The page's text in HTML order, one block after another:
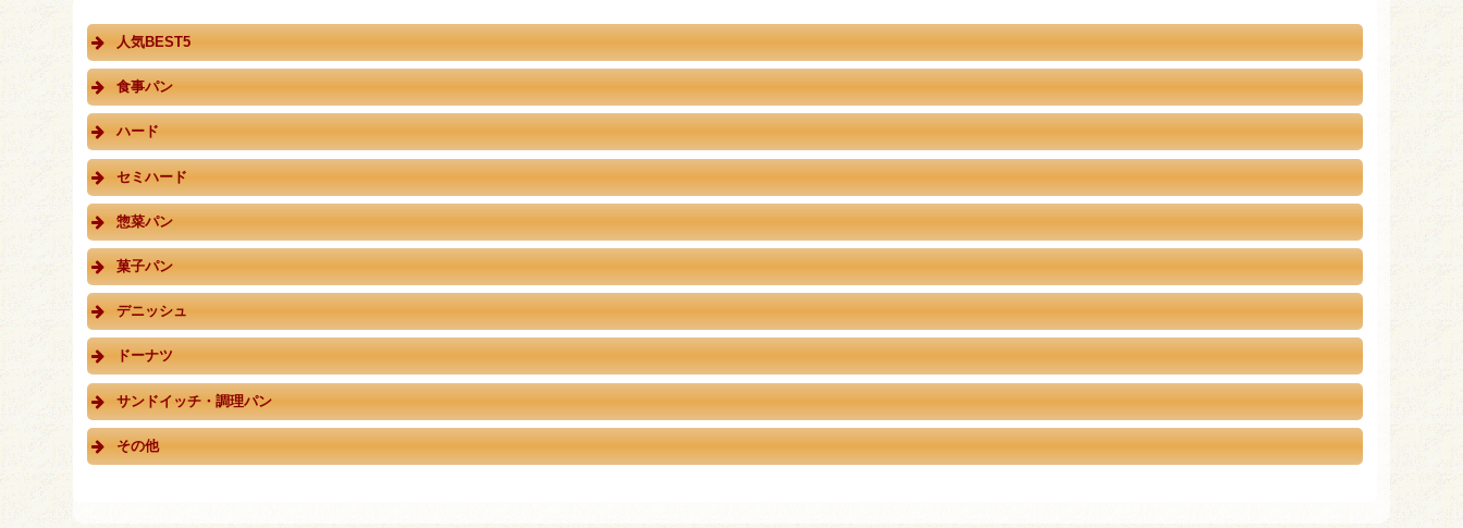
人気BEST5
食事パン
ハード
セミハード
惣菜パン
菓子パン
デニッシュ
ドーナツ
サンドイッチ・調理パン
その他